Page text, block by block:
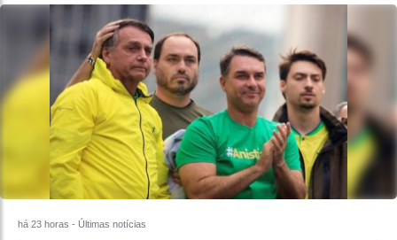
há 23 horas - Últimas notícias